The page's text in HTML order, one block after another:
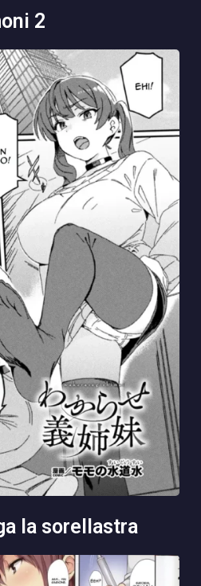
2
la sorellastra